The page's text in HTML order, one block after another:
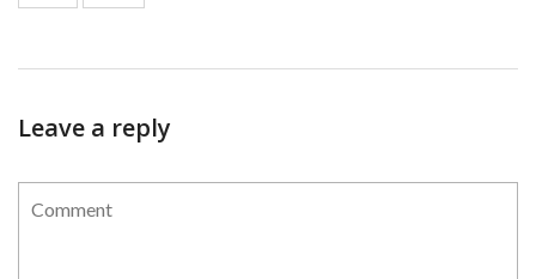
Leave a reply